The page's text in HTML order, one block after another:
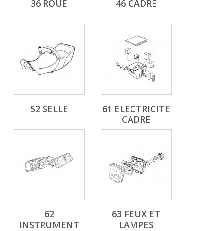
36 ROUE 46 CADRE
52 SELLE
61 ELECTRICITE
CADRE
62
INSTRUMENT
63 FEUX ET
LAMPES